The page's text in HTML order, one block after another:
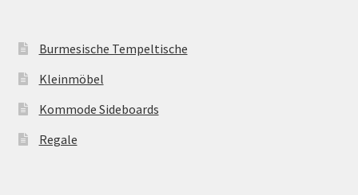
Burmesische Tempeltische
Kleinmöbel
Kommode Sideboards
Regale